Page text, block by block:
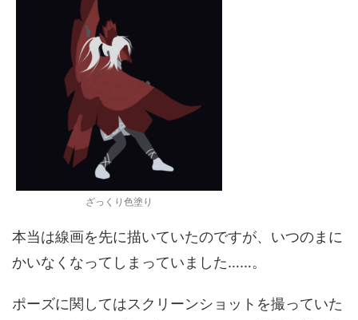
ざっくり色塗り
本当は線画を先に描いていたのですが、いつのまに
かいなくなってしまっていました……。
ポーズに関してはスクリーンショットを撮っていた